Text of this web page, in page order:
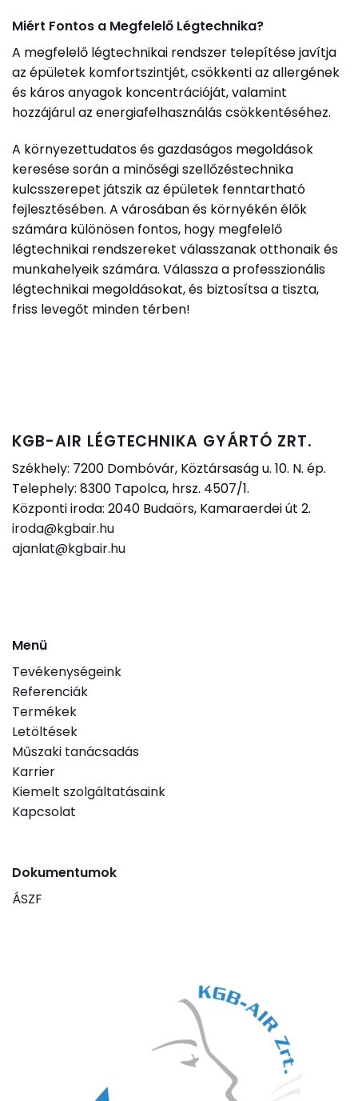
Miért Fontos a Megfelelő Légtechnika?
A megfelelő légtechnikai rendszer telepítése javítja
az épületek komfortszintjét, csökkenti az allergének
és káros anyagok koncentrációját, valamint
hozzájárul az energiafelhasználás csökkentéséhez.
A környezettudatos és gazdaságos megoldások
keresése során a minőségi szellőzéstechnika
kulcsszerepet játszik az épületek fenntartható
fejlesztésében. A városában és környékén élők
számára különösen fontos, hogy megfelelő
légtechnikai rendszereket válasszanak otthonaik és
munkahelyeik számára. Válassza a professzionális
légtechnikai megoldásokat, és biztosítsa a tiszta,
friss levegőt minden térben!
KGB-AIR LÉGTECHNIKA GYÁRTÓ ZRT.
Székhely: 7200 Dombóvár, Köztársaság u. 10. N. ép.
Telephely: 8300 Tapolca, hrsz. 4507/1.
Központi iroda: 2040 Budaörs, Kamaraerdei út 2.
iroda@kgbair.hu
ajanlat@kgbair.hu
Menü
Tevékenységeink
Referenciák
Termékek
Letöltések
Műszaki tanácsadás
Karrier
Kiemelt szolgáltatásaink
Kapcsolat
Dokumentumok
ÁSZF